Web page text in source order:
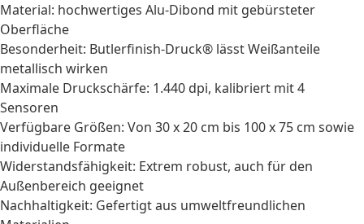
Material: hochwertiges Alu-Dibond mit gebürsteter
Oberfläche
Besonderheit: Butlerfinish-Druck® lässt Weißanteile
metallisch wirken
Maximale Druckschärfe: 1.440 dpi, kalibriert mit 4
Sensoren
Verfügbare Größen: Von 30 x 20 cm bis 100 x 75 cm sowie
individuelle Formate
Widerstandsfähigkeit: Extrem robust, auch für den
Außenbereich geeignet
Nachhaltigkeit: Gefertigt aus umweltfreundlichen